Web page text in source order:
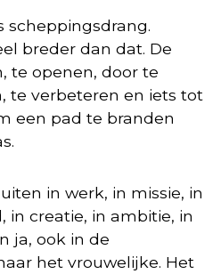
scheppingsdrang.
breder dan dat. De
te openen, door te
te verbeteren en iets tot
een pad te branden
in werk, in missie, in
in creatie, in ambitie, in
ja, ook in de
het vrouwelijke. Het